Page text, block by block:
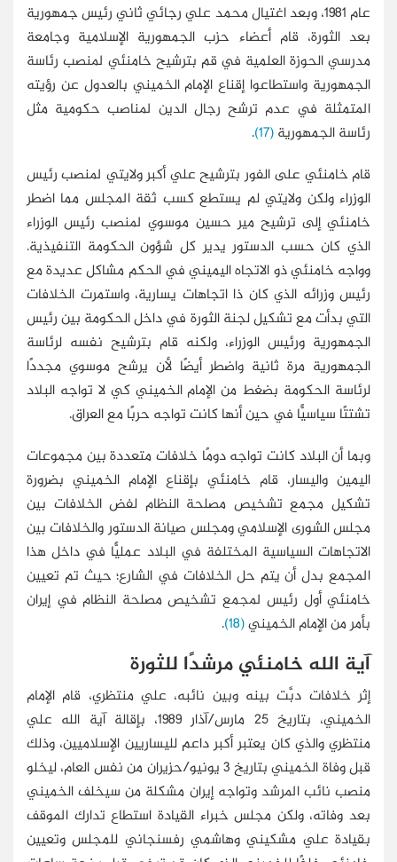
عام 1981، وبعد اغتيال محمد علي رجائي ثاني رئيس جمهورية
بعد الثورة، قام أعضاء حزب الجمهورية الإسلامية وجامعة
مدرسي الحوزة العلمية في قم بترشيح خامنئي لمنصب رئاسة
الجمهورية واستطاعوا إقناع الإمام الخميني بالعدول عن رؤيته
المتمثلة في عدم ترشح رجال الدين لمناصب حكومية مثل
رئاسة الجمهورية(17)
.
قام خامنئي على الفور بترشيح علي أكبر ولايتي لمنصب رئيس
الوزراء ولكن ولايتي لم يستطع كسب ثقة المجلس مما اضطر
خامنئي إلى ترشيح مير حسين موسوي لمنصب رئيس الوزراء
الذي كان حسب الدستور يدير كل شؤون الحكومة التنفيذية.
وواجه خامنئي ذو الاتجاه اليميني في الحكم مشاكل عديدة مع
رئيس وزرائه الذي كان ذا اتجاهات يسارية، واستمرت الخلافات
التي بدأت مع تشكيل لجنة الثورة في داخل الحكومة بين رئيس
الجمهورية ورئيس الوزراء، ولكنه قام بترشيح نفسه لرئاسة
الجمهورية مرة ثانية واضطر أيضًا لأن يرشح موسوي مجددًا
لرئاسة الحكومة بضغط من الإمام الخميني كي لا تواجه البلاد
تشتتًا سياسيًّا في حين أنها كانت تواجه حربًا مع العراق.
وبما أن البلاد كانت تواجه دومًا خلافات متعددة بين مجموعات
اليمين واليسار، قام خامنئي بإقناع الإمام الخميني بضرورة
تشكيل مجمع تشخيص مصلحة النظام لفض الخلافات بين
مجلس الشورى الإسلامي ومجلس صيانة الدستور والخلافات بين
الاتجاهات السياسية المختلفة في البلاد عمليًّا في داخل هذا
المجمع بدل أن يتم حل الخلافات في الشارع؛ حيث تم تعيين
خامنئي أول رئيس لمجمع تشخيص مصلحة النظام في إيران
بأمر من الإمام الخميني(18)
.
آية الله خامنئي مرشدًا للثورة
إثر خلافات دبَّت بينه وبين نائبه، علي منتظري، قام الإمام
الخميني، بتاريخ 25 مارس/آذار 1989، بإقالة آية الله علي
منتظري والذي كان يعتبر أكبر داعم لليساريين الإسلاميين، وذلك
قبل وفاة الخميني بتاريخ 3 يونيو/حزيران من نفس العام، ليخلو
منصب نائب المرشد وتواجه إيران مشكلة من سيخلف الخميني
بعد وفاته، ولكن مجلس خبراء القيادة استطاع تدارك الموقف
بقيادة علي مشكيني وهاشمي رفسنجاني للمجلس وتعيين